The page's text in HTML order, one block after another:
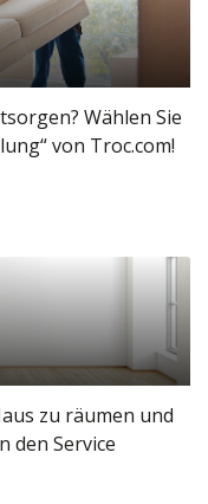
Wählen Sie
von Troc.com!
zu räumen und
den Service